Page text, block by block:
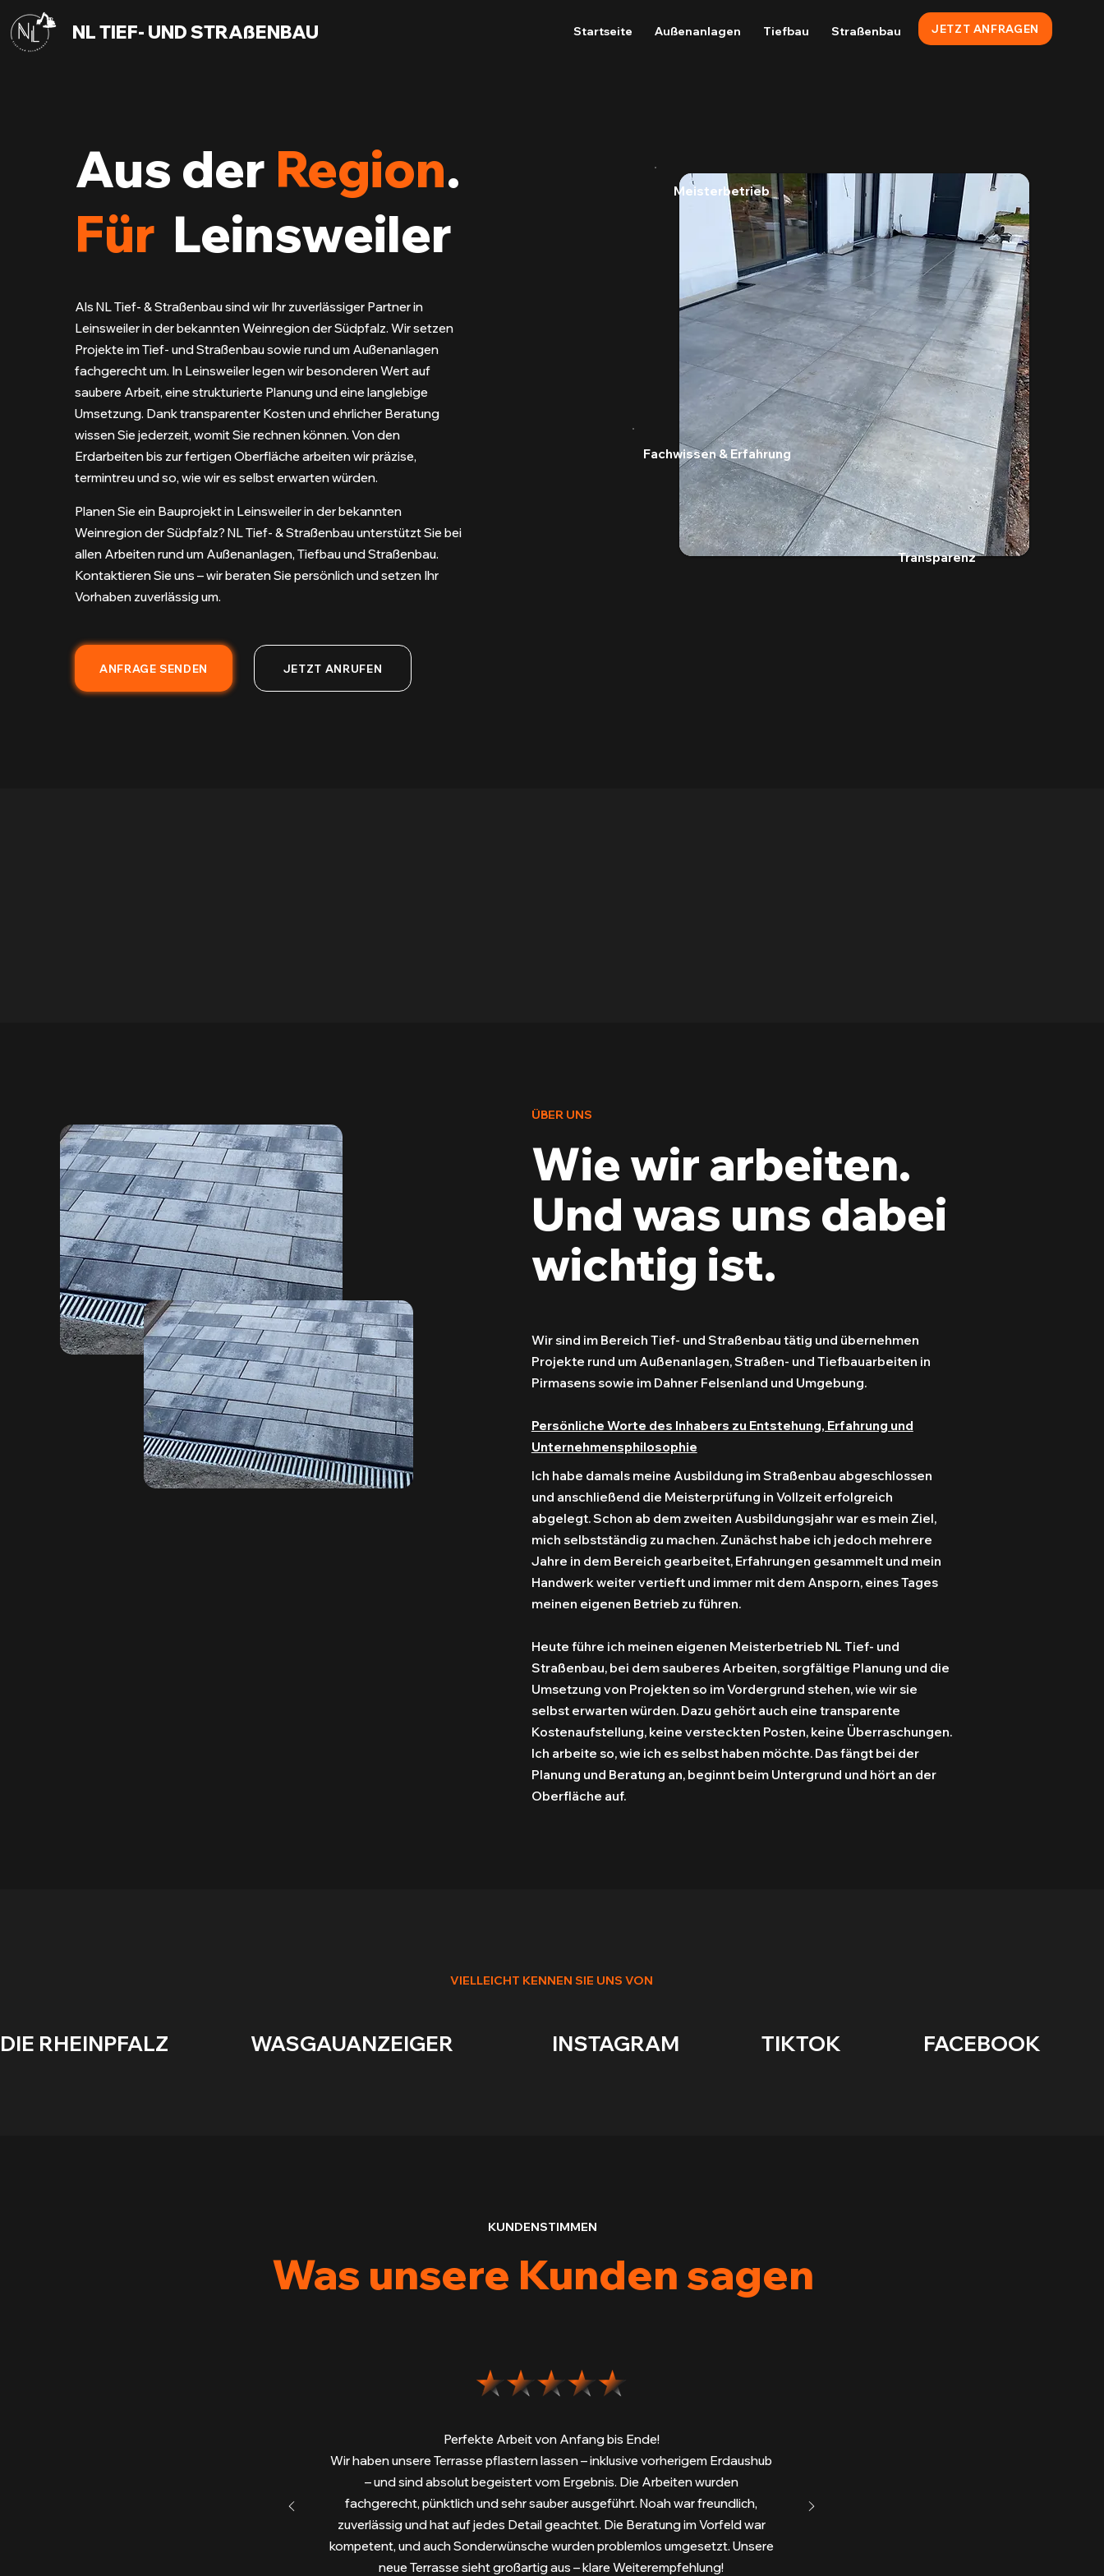
NL TIEF- UND STRAßENBAU Startseite Außenanlagen Tiefbau Straßenbau JETZT ANFRAGEN
Aus der Region.
Für Leinsweiler
Als NL Tief- & Straßenbau sind wir Ihr zuverlässiger Partner in
Leinsweiler in der bekannten Weinregion der Südpfalz. Wir setzen
Projekte im Tief- und Straßenbau sowie rund um Außenanlagen
fachgerecht um. In Leinsweiler legen wir besonderen Wert auf
saubere Arbeit, eine strukturierte Planung und eine langlebige
Umsetzung. Dank transparenter Kosten und ehrlicher Beratung
wissen Sie jederzeit, womit Sie rechnen können. Von den
Erdarbeiten bis zur fertigen Oberfläche arbeiten wir präzise,
termintreu und so, wie wir es selbst erwarten würden.
Planen Sie ein Bauprojekt in Leinsweiler in der bekannten
Weinregion der Südpfalz? NL Tief- & Straßenbau unterstützt Sie bei
allen Arbeiten rund um Außenanlagen, Tiefbau und Straßenbau.
Kontaktieren Sie uns – wir beraten Sie persönlich und setzen Ihr
Vorhaben zuverlässig um.
ANFRAGE SENDEN JETZT ANRUFEN
Fachwissen & Erfahrung
Meisterbetrieb
Transparenz
ÜBER UNS
Wie wir arbeiten.
Und was uns dabei
wichtig ist.
Wir sind im Bereich Tief- und Straßenbau tätig und übernehmen
Projekte rund um Außenanlagen, Straßen- und Tiefbauarbeiten in
Pirmasens sowie im Dahner Felsenland und Umgebung.
Persönliche Worte des Inhabers zu Entstehung, Erfahrung und
Unternehmensphilosophie
Ich habe damals meine Ausbildung im Straßenbau abgeschlossen
und anschließend die Meisterprüfung in Vollzeit erfolgreich
abgelegt. Schon ab dem zweiten Ausbildungsjahr war es mein Ziel,
mich selbstständig zu machen. Zunächst habe ich jedoch mehrere
Jahre in dem Bereich gearbeitet, Erfahrungen gesammelt und mein
Handwerk weiter vertieft und immer mit dem Ansporn, eines Tages
meinen eigenen Betrieb zu führen.
Heute führe ich meinen eigenen Meisterbetrieb NL Tief- und
Straßenbau, bei dem sauberes Arbeiten, sorgfältige Planung und die
Umsetzung von Projekten so im Vordergrund stehen, wie wir sie
selbst erwarten würden. Dazu gehört auch eine transparente
Kostenaufstellung, keine versteckten Posten, keine Überraschungen.
Ich arbeite so, wie ich es selbst haben möchte. Das fängt bei der
Planung und Beratung an, beginnt beim Untergrund und hört an der
Oberfläche auf.
VIELLEICHT KENNEN SIE UNS VON
DIE RHEINPFALZ                    WASGAUANZEIGER                        INSTAGRAM                    TIKTOK
KUNDENSTIMMEN
Was unsere Kunden sagen
Perfekte Arbeit von Anfang bis Ende!
Wir haben unsere Terrasse pflastern lassen – inklusive vorherigem Erdaushub
– und sind absolut begeistert vom Ergebnis. Die Arbeiten wurden
fachgerecht, pünktlich und sehr sauber ausgeführt. Noah war freundlich,
zuverlässig und hat auf jedes Detail geachtet. Die Beratung im Vorfeld war
kompetent, und auch Sonderwünsche wurden problemlos umgesetzt. Unsere
neue Terrasse sieht großartig aus – klare Weiterempfehlung!